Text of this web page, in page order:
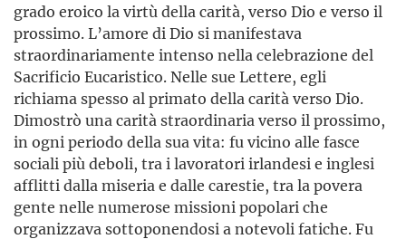
grado eroico la virtù della carità, verso Dio e verso il
prossimo. L’amore di Dio si manifestava
straordinariamente intenso nella celebrazione del
Sacrificio Eucaristico. Nelle sue Lettere, egli
richiama spesso al primato della carità verso Dio.
Dimostrò una carità straordinaria verso il prossimo,
in ogni periodo della sua vita: fu vicino alle fasce
sociali più deboli, tra i lavoratori irlandesi e inglesi
afflitti dalla miseria e dalle carestie, tra la povera
gente nelle numerose missioni popolari che
organizzava sottoponendosi a notevoli fatiche. Fu